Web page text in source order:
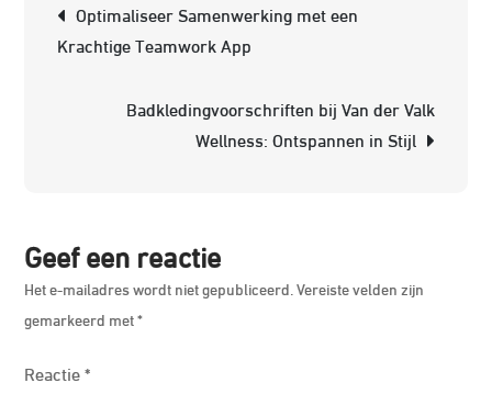
Optimaliseer Samenwerking met een
Krachtige Teamwork App
Badkledingvoorschriften bij Van der Valk
Wellness: Ontspannen in Stijl
Geef een reactie
Het e-mailadres wordt niet gepubliceerd. Vereiste velden zijn
gemarkeerd met*
Reactie*